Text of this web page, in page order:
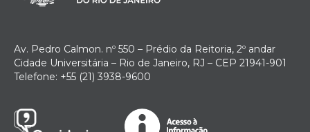
Av. Pedro Calmon. nº 550 – Prédio da Reitoria, 2º andar
Cidade Universitária – Rio de Janeiro, RJ – CEP 21941-901
Telefone: +55 (21) 3938-9600